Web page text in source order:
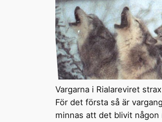
Vargarna i Rialareviret
För det första så är
minnas att det blivit